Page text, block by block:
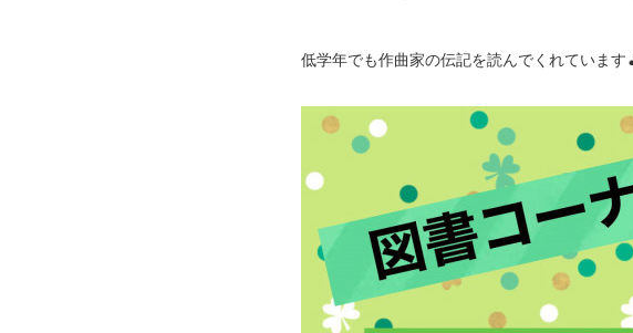
低学年でも作曲家の伝記を読んでくれています